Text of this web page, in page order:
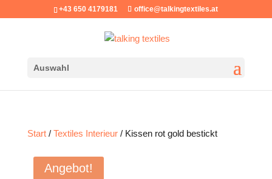
+43 650 4179181 office@talkingtextiles.at
Auswahl
Start/ Textiles Interieur/ Kissen rot gold bestickt
Angebot!